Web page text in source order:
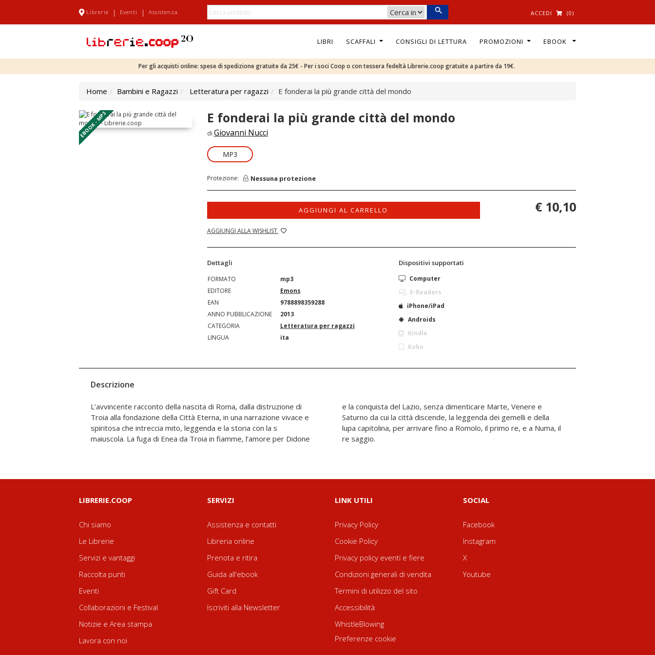
Librerie | Eventi | Assistenza ACCEDI (0)
LIBRI SCAFFALI CONSIGLI DI LETTURA PROMOZIONI EBOOK
Per gli acquisti online: spese di spedizione gratuite da 25€ - Per i soci Coop o con tessera fedeltà Librerie.coop gratuite a partire da 19€.
Home Bambini e Ragazzi Letteratura per ragazzi E fonderai la più grande città del mondo
EBOOK - MP3 E fonderai la più grande città del mondo
di Giovanni Nucci
MP3
Protezione: Nessuna protezione
AGGIUNGI AL CARRELLO
AGGIUNGI ALLA WISHLIST
€ 10,10
Dettagli
FORMATO
mp3
EDITORE
Emons
EAN
9788898359288
ANNO PUBBLICAZIONE
2013
CATEGORIA
Letteratura per ragazzi
LINGUA
ita
Dispositivi supportati
Computer
E-Readers
iPhone/iPad
Androids
Kindle
Kobo
Descrizione
L’avvincente racconto della nascita di Roma, dalla distruzione di
Troia alla fondazione della Città Eterna, in una narrazione vivace e
spiritosa che intreccia mito, leggenda e la storia con la s
maiuscola. La fuga di Enea da Troia in fiamme, l’amore per Didone
e la conquista del Lazio, senza dimenticare Marte, Venere e
Saturno da cui la città discende, la leggenda dei gemelli e della
lupa capitolina, per arrivare fino a Romolo, il primo re, e a Numa, il
re saggio.
LIBRERIE.COOP
Chi siamo
Le Librerie
Servizi e vantaggi
Raccolta punti
Eventi
Collaborazioni e Festival
Notizie e Area stampa
Lavora con noi
SERVIZI
Assistenza e contatti
Libreria online
Prenota e ritira
Guida all'ebook
Gift Card
Iscriviti alla Newsletter
LINK UTILI
Privacy Policy
Cookie Policy
Privacy policy eventi e fiere
Condizioni generali di vendita
Termini di utilizzo del sito
Accessibilità
WhistleBlowing
Preferenze cookie
SOCIAL
Facebook
Instagram
X
Youtube